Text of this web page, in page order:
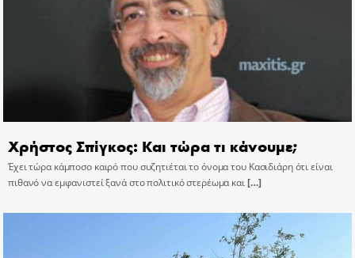
Χρήστος Σπίγκος: Και τώρα τι κάνουμε;
Έχει τώρα κάμποσο καιρό που συζητιέται το όνομα του Κασιδιάρη ότι είναι
πιθανό να εμφανιστεί ξανά στο πολιτικό στερέωμα και[…]